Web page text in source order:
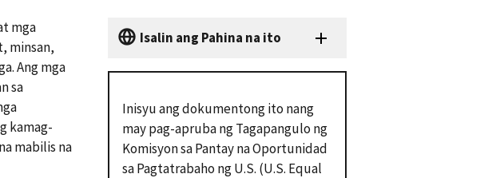
Isalin ang Pahina na ito
Inisyu ang dokumentong ito nang
may pag-apruba ng Tagapangulo ng
Komisyon sa Pantay na Oportunidad
sa Pagtatrabaho ng U.S. (U.S. Equal
mga
minsan,
Ang mga
sa
kamag-
mabilis na